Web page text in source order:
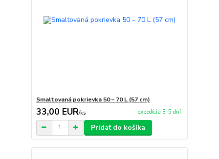
Smaltovaná pokrievka 50 – 70 L (57 cm)
33,00 EUR/ks expedícia 3-5 dní
Pridať do košíka